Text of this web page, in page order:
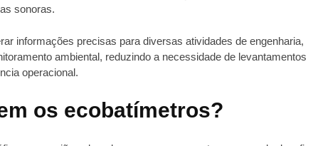
sonoras.
informações precisas para diversas atividades de engenharia,
ambiental, reduzindo a necessidade de levantamentos
operacional.
os ecobatímetros?